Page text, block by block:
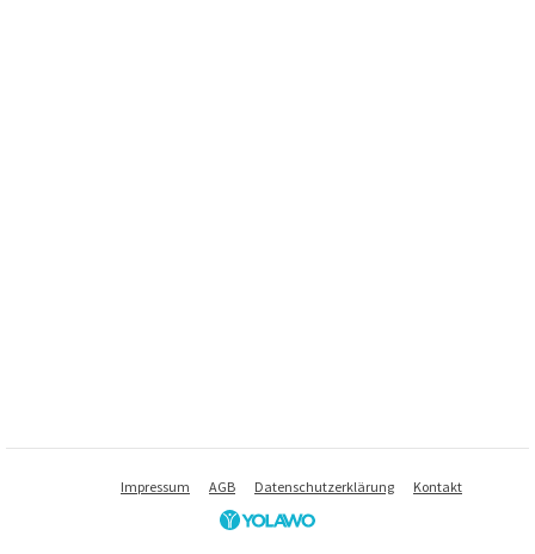
Impressum AGB Datenschutzerklärung Kontakt